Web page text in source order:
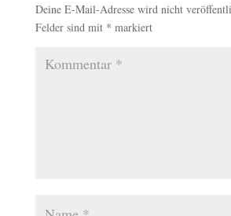
Deine E-Mail-Adresse wird nicht
Felder sind mit * markiert